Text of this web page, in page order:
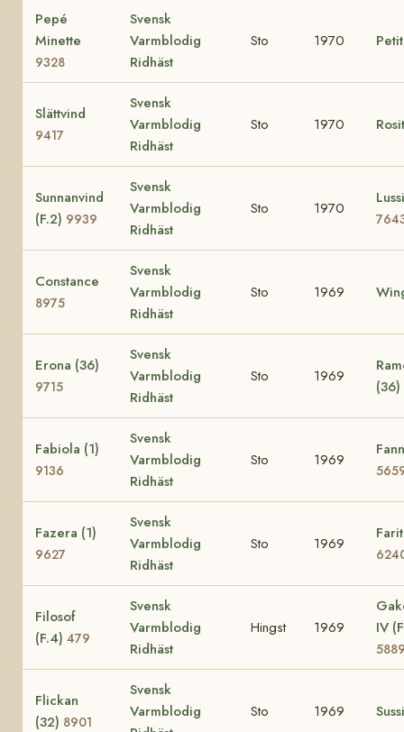
Pepé
Minette
9328
Svensk
Varmblodig
Ridhäst
Sto 1970
Slättvind
9417
Svensk
Varmblodig
Ridhäst
Sto 1970
Sunnanvind
(F.2) 9939
Svensk
Varmblodig
Ridhäst
Sto 1970
Constance
8975
Svensk
Varmblodig
Ridhäst
Sto 1969
Erona (36)
9715
Svensk
Varmblodig
Ridhäst
Sto 1969
(36)
Fabiola (1)
9136
Svensk
Varmblodig
Ridhäst
Sto 1969
Fazera (1)
9627
Svensk
Varmblodig
Ridhäst
Sto 1969
Filosof
(F.4) 479
Svensk
Varmblodig
Ridhäst
Hingst 1969
IV
Flickan
(32) 8901
Svensk
Varmblodig
Sto 1969